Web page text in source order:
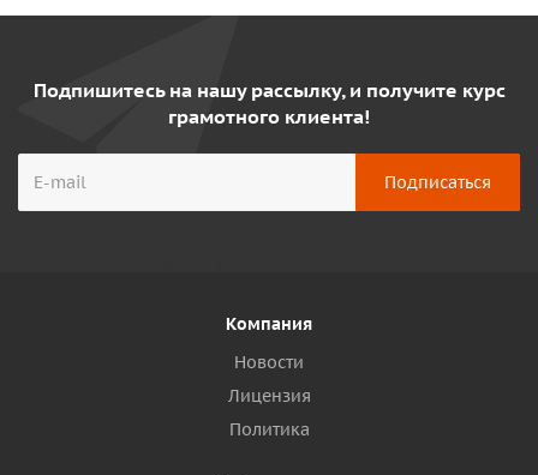
Подпишитесь на нашу рассылку, и получите курс
грамотного клиента!
Компания
Новости
Лицензия
Политика